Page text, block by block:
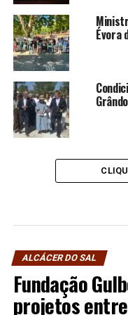
Évora
ALCÁCER DO SAL
Fundação
projetos